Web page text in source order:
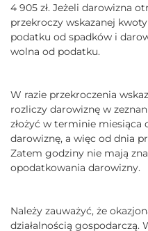
4 905 zł. Jeżeli darowizna
przekroczy wskazanej
podatku od spadków i
wolna od podatku.
W razie przekroczenia
rozliczy darowiznę w
złożyć w terminie
darowiznę, a więc od dnia
Zatem godziny nie mają
opodatkowania darowizny.
Należy zauważyć, że
działalnością gospodarczą.